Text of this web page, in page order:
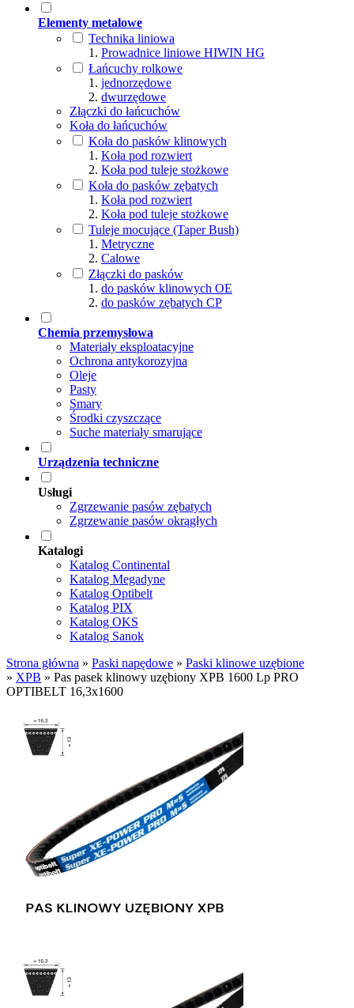
Elementy metalowe
Technika liniowa
Prowadnice liniowe HIWIN HG
Łańcuchy rolkowe
jednorzędowe
dwurzędowe
Złączki do łańcuchów
Koła do łańcuchów
Koła do pasków klinowych
Koła pod rozwiert
Koła pod tuleje stożkowe
Koła do pasków zębatych
Koła pod rozwiert
Koła pod tuleje stożkowe
Tuleje mocujące (Taper Bush)
Metryczne
Calowe
Złączki do pasków
do pasków klinowych OE
do pasków zębatych CP
Chemia przemysłowa
Materiały eksploatacyjne
Ochrona antykorozyjna
Oleje
Pasty
Smary
Środki czyszczące
Suche materiały smarujące
Urządzenia techniczne
Usługi
Zgrzewanie pasów zębatych
Zgrzewanie pasów okrągłych
Katalogi
Katalog Continental
Katalog Megadyne
Katalog Optibelt
Katalog PIX
Katalog OKS
Katalog Sanok
Strona główna » Paski napędowe » Paski klinowe uzębione
» XPB » Pas pasek klinowy uzębiony XPB 1600 Lp PRO
OPTIBELT 16,3x1600